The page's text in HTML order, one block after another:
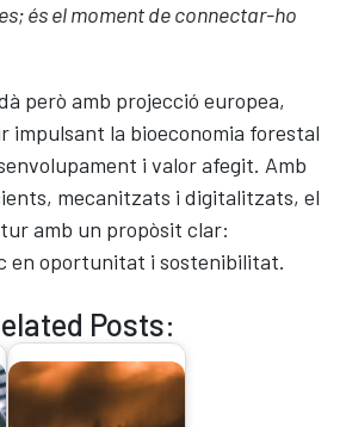
és el moment de connectar-ho
però amb projecció europea,
impulsant la bioeconomia forestal
i valor afegit. Amb
mecanitzats i digitalitzats, el
amb un propòsit clar:
en oportunitat i sostenibilitat.
Posts: